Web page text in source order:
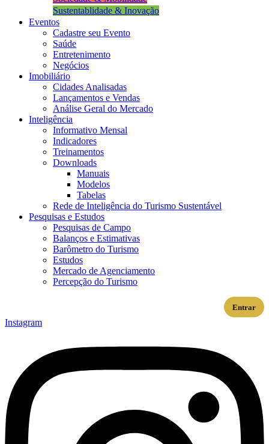
Sustentablidade & Inovação
Eventos
Cadastre seu Evento
Saúde
Entretenimento
Negócios
Imobiliário
Cidades Analisadas
Lançamentos e Vendas
Análise Geral do Mercado
Inteligência
Informativo Mensal​
Indicadores
Treinamentos
Downloads
Manuais
Modelos
Tabelas
Rede de Inteligência do Turismo Sustentável
Pesquisas e Estudos
Pesquisas de Campo
Balanços e Estimativas
Barômetro do Turismo
Estudos
Mercado de Agenciamento
Percepção do Turismo
Entrar
Instagram